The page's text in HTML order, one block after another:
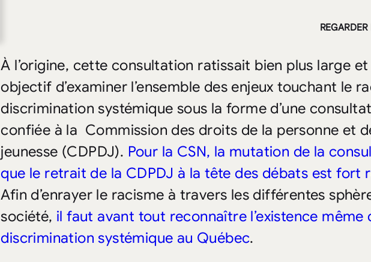
À l’origine, cette consultation ratissait bien plus large
objectif d’examiner l’ensemble des enjeux touchant le
discrimination systémique sous la forme d’une
confiée à la Commission des droits de la personne et
jeunesse (CDPDJ). Pour la CSN, la mutation de la
que le retrait de la CDPDJ à la tête des débats est fort
Afin d’enrayer le racisme à travers les différentes
société, il faut avant tout reconnaître l’existence même
discrimination systémique au Québec.